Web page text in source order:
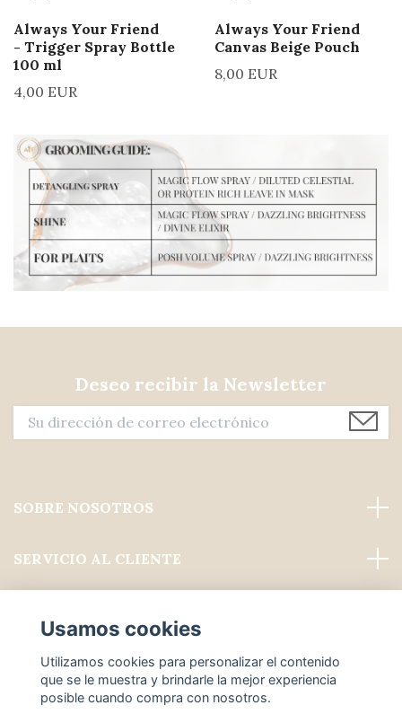
Always Your Friend
- Trigger Spray Bottle
100 ml
4,00 EUR
Always Your Friend
Canvas Beige Pouch
8,00 EUR
Deseo recibir la Newsletter
SOBRE NOSOTROS
SERVICIO AL CLIENTE
Medios de comunicación social
Usamos cookies
Utilizamos cookies para personalizar el contenido
que se le muestra y brindarle la mejor experiencia
posible cuando compra con nosotros.